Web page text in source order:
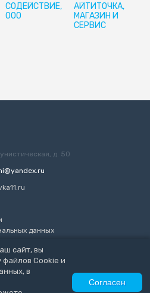
СОДЕЙСТВИЕ,
ООО
АЙТИТОЧКА,
МАГАЗИН И
СЕРВИС
сайт, вы
файлов Cookie и
в
Согласен
д. 50
данных